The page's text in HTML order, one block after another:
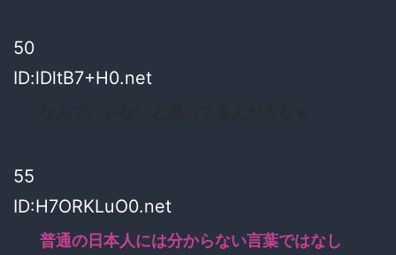
50
ID:lDltB7+H0.net
55
ID:H7ORKLuO0.net
普通の日本人には分からない言葉ではなし